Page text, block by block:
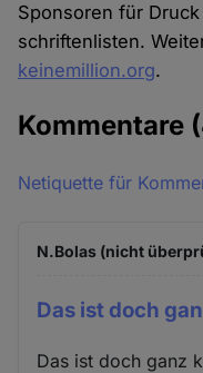
Sponsoren für
schriften­listen.
keinemillion.org.
Kommentare
Netiquette für
N.Bolas (nicht
Das ist doch
Das ist doch ganz